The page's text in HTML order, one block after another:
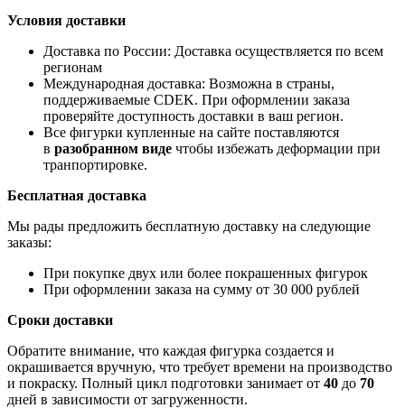
Условия доставки
Доставка по России: Доставка осуществляется по всем
регионам
Международная доставка: Возможна в страны,
поддерживаемые CDEK. При оформлении заказа
проверяйте доступность доставки в ваш регион.
Все фигурки купленные на сайте поставляются
в разобранном виде чтобы избежать деформации при
транпортировке.
Бесплатная доставка
Мы рады предложить бесплатную доставку на следующие
заказы:
При покупке двух или более покрашенных фигурок
При оформлении заказа на сумму от 30 000 рублей
Сроки доставки
Обратите внимание, что каждая фигурка создается и
окрашивается вручную, что требует времени на производство
и покраску. Полный цикл подготовки занимает от 40 до 70
дней в зависимости от загруженности.